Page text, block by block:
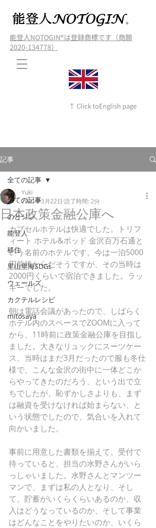
能登人NOTOGIN®️は登録商標です（商願
2020-134778）
↑ Click toEnglish page
記事
全ての記事
のとジン
能登人
移住
里山里海SDGs
ウェールズ
カクテルレシピ
mitosaya
全ての記事
日本政策金融公庫へ
Yuki
2021年3月22日 読了時間: 2分
カプセルホテルは快適でした。トリフ
ィート ホテル&ポッド 金沢百万石通と
いう名前のホテルです。今は一泊5000
円前後からだそうですが、その当時は
2000円くらいで宿泊できました。ラッ
キーでした。
朝は電話会議があったので、しばらく
ホテル内のスペースでZOOMに入って
から、11時前に政策金融公庫を目指し
ました。大きなリュックにスーツケー
ス、当時はまだ3月だったので服も冬仕
様で、こんな金沢の街中に一体どこか
らやってきたのだろう、という出で立
ちでしたが、恥ずかしさよりも、まず
は融資を受けなければ始まらない、と
いう状態でしたので、気合いを入れて
向かいました。
事前に用意した書類を揃えて、受付で
待っていると、担当の水野さんがいら
っしゃいました。水野さんとマンツー
マンで、まずは私の人となり、そし
て、貯蓄がいくらくらいあるのか、収
入はどうなっているのか、そして事業
はどんなことをやりたいのか、いくら